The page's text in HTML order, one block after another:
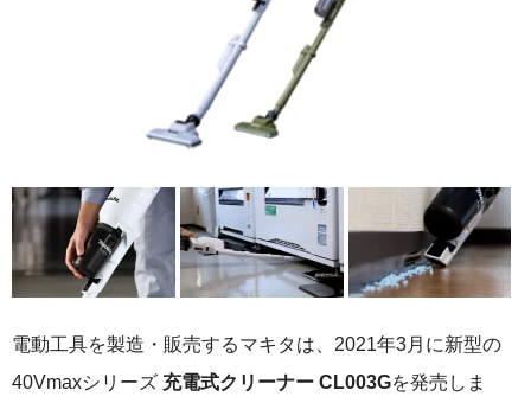
電動工具を製造・販売するマキタは、2021年3月に新型の
40Vmaxシリーズ 充電式クリーナー CL003Gを発売しま